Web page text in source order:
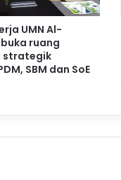
UMN Al-
ruang
strategik
SBM dan SoE